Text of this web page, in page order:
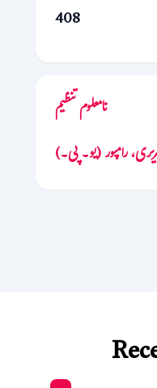
408
نامعلوم تنظیم
رامپور (یو۔ پی۔)